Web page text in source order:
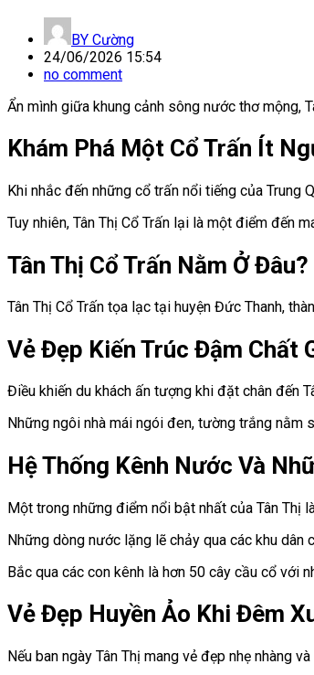
BY Cường
24/06/2026 15:54
no comment
Ẩn mình giữa khung cảnh sông nước thơ mộng,
Khám Phá Một Cổ Trấn Ít
Khi nhắc đến những cổ trấn nổi tiếng của Trung
Tuy nhiên, Tân Thị Cổ Trấn lại là một điểm đến
Tân Thị Cổ Trấn Nằm Ở Đâu?
Tân Thị Cổ Trấn tọa lạc tại huyện Đức Thanh,
Vẻ Đẹp Kiến Trúc Đậm Chất
Điều khiến du khách ấn tượng khi đặt chân đến
Những ngôi nhà mái ngói đen, tường trắng nằm
Hệ Thống Kênh Nước Và
Một trong những điểm nổi bật nhất của Tân Thị
Những dòng nước lặng lẽ chảy qua các khu dân
Bắc qua các con kênh là hơn 50 cây cầu cổ với
Vẻ Đẹp Huyền Ảo Khi Đêm
Nếu ban ngày Tân Thị mang vẻ đẹp nhẹ nhàng